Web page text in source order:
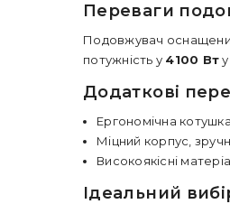
Переваги
Подовжувач
потужність у 4100 Вт
Додаткові
Ергономічна
Міцний корпус,
Високоякісні
Ідеальний